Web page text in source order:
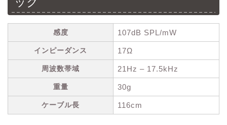
感度 107dB SPL/mW
インピーダンス 17Ω
周波数帯域 21Hz – 17.5kHz
重量 30g
ケーブル長 116cm